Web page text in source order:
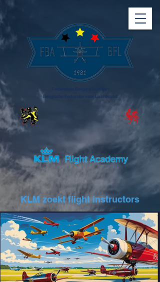
Belgische Federatie voor Luchtvaart
KLM zoekt flight instructors